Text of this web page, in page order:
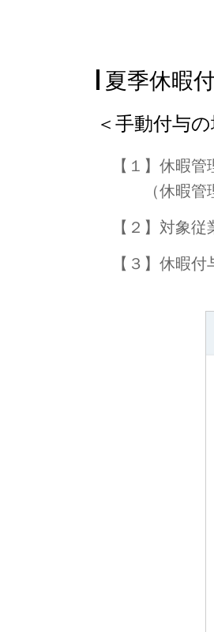
夏季休暇
＜手動付与の
【１】休暇管
（休暇管理＞
【２】対象従
【３】休暇付